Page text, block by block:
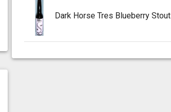
Dark Horse Tres Blueberry Stout